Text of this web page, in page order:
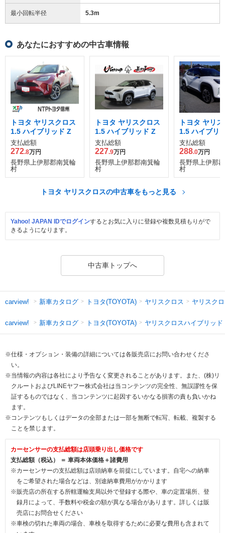
最小回転半径 5.3m
あなたにおすすめの中古車情報
トヨタ ヤリスクロス
1.5 ハイブリッド Z
支払総額
272.8万円
長野県上伊那郡南箕輪
村
トヨタ ヤリスクロス
1.5 ハイブリッド Z
支払総額
227.9万円
長野県上伊那郡南箕輪
村
トヨタ ヤリ
1.5 ハイブリ
アドベンチャ
支払総額
288.0万円
長野県上伊那
村
トヨタ ヤリスクロスの中古車をもっと見る
Yahoo! JAPAN IDでログインするとお気に入りに登録や複数見積もりがで
きるようになります。
中古車トップへ
carview! 新車カタログ トヨタ(TOYOTA) ヤリスクロス ヤリスク
carview! 新車カタログ トヨタ(TOYOTA) ヤリスクロスハイブリッド
※仕様・オプション・装備の詳細については各販売店にお問い合わせくださ
い。
※当情報の内容は各社により予告なく変更されることがあります。また、(株)リ
クルートおよびLINEヤフー株式会社は当コンテンツの完全性、無誤謬性を保
証するものではなく、当コンテンツに起因するいかなる損害の責も負いかね
ます。
※コンテンツもしくはデータの全部または一部を無断で転写、転載、複製する
ことを禁じます。
カーセンサーの支払総額は店頭乗り出し価格です
支払総額（税込） ＝ 車両本体価格＋諸費用
※カーセンサーの支払総額は店頭納車を前提にしています。自宅への納車
をご希望された場合などは、別途納車費用がかかります
※販売店の所在する所轄運輸支局以外で登録する際や、車の定置場所、登
録月によって、手数料や税金の額が異なる場合があります。詳しくは販
売店にお問合せください
※車検の切れた車両の場合、車検を取得するために必要な費用も含まれて